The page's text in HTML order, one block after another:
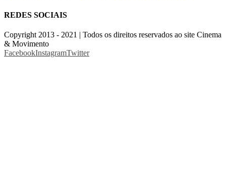
REDES SOCIAIS
Copyright 2013 - 2021 | Todos os direitos reservados ao site Cinema
& Movimento
FacebookInstagramTwitter